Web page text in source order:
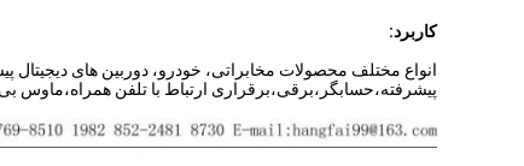
کاربرد:
انواع مختلف محصولات مخابراتی، خودرو، دوربین های
پیشرفته،حسابگر،برقی،برقراری ارتباط با تلفن